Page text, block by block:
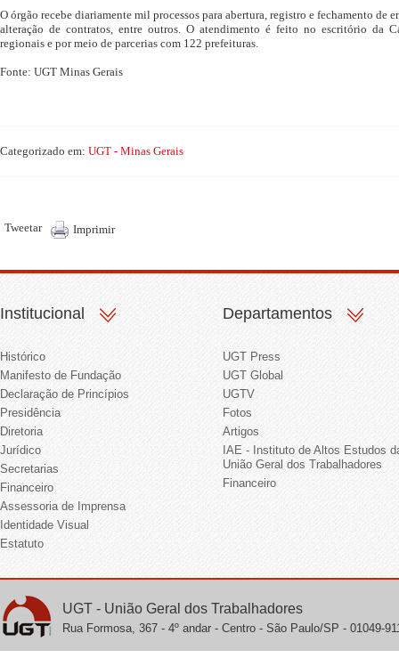
O órgão recebe diariamente mil processos para abertura, registro e fechamento de
alteração de contratos, entre outros. O atendimento é feito no escritório da
regionais e por meio de parcerias com 122 prefeituras.
Fonte: UGT Minas Gerais
Categorizado em: UGT - Minas Gerais
Tweetar Imprimir
Institucional
Histórico
Manifesto de Fundação
Declaração de Princípios
Presidência
Diretoria
Jurídico
Secretarias
Financeiro
Assessoria de Imprensa
Identidade Visual
Estatuto
Departamentos
UGT Press
UGT Global
UGTV
Fotos
Artigos
IAE - Instituto de Altos Estudos
União Geral dos Trabalhadores
Financeiro
UGT - União Geral dos Trabalhadores
Rua Formosa, 367 - 4º andar - Centro - São Paulo/SP - 01049-